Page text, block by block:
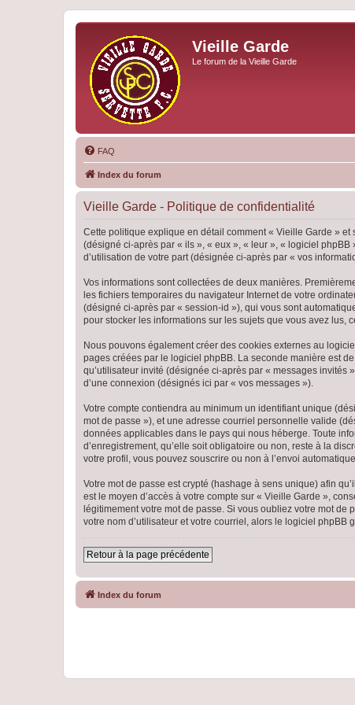
Vieille Garde
Le forum de la Vieille Garde
FAQ
Index du forum
Vieille Garde - Politique de confidentialité
Cette politique explique en détail comment « Vieille Garde »
(désigné ci-après par « ils », « eux », « leur », « logiciel
d’utilisation de votre part (désignée ci-après par « vos
Vos informations sont collectées de deux manières.
les fichiers temporaires du navigateur Internet de votre
(désigné ci-après par « session-id »), qui vous sont
pour stocker les informations sur les sujets que vous avez lus,
Nous pouvons également créer des cookies externes au
pages créées par le logiciel phpBB. La seconde manière est
qu’utilisateur invité (désignée ci-après par « messages invités
d’une connexion (désignés ici par « vos messages »).
Votre compte contiendra au minimum un identifiant unique
mot de passe »), et une adresse courriel personnelle valide
données applicables dans le pays qui nous héberge. Toute
d’enregistrement, qu’elle soit obligatoire ou non, reste à la
votre profil, vous pouvez souscrire ou non à l’envoi
Votre mot de passe est crypté (hashage à sens unique) afin
est le moyen d’accès à votre compte sur « Vieille Garde »,
légitimement votre mot de passe. Si vous oubliez votre mot
votre nom d’utilisateur et votre courriel, alors le logiciel
Retour à la page précédente
Index du forum